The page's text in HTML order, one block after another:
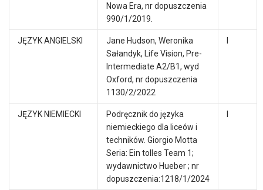
Nowa Era, nr dopuszczenia
990/1/2019.
JĘZYK ANGIELSKI
Jane Hudson, Weronika
Sałandyk, Life Vision, Pre-
Intermediate A2/B1, wyd
Oxford, nr dopuszczenia
1130/2/2022
I
JĘZYK NIEMIECKI
Podręcznik do języka
niemieckiego dla liceów i
techników. Giorgio Motta
Seria: Ein tolles Team 1;
wydawnictwo Hueber ; nr
dopuszczenia:1218/1/2024
I